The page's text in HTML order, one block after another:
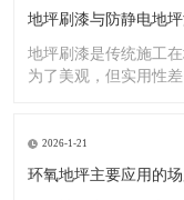
地坪刷漆与防静电地
地坪刷漆是传统施工
为了美观，但实用性
2026-1-21
环氧地坪主要应用的